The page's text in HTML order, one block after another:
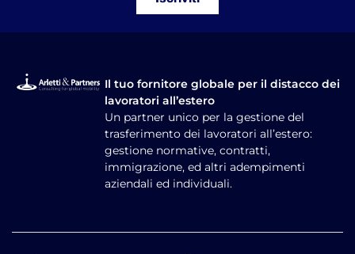
Il tuo fornitore globale per il distacco dei
lavoratori all’estero
Un partner unico per la gestione del
trasferimento dei lavoratori all’estero:
gestione normative, contratti,
immigrazione, ed altri adempimenti
aziendali ed individuali.